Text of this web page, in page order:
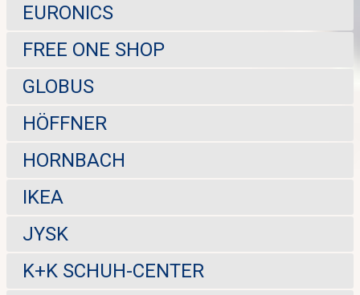
EURONICS
FREE ONE SHOP
GLOBUS
HÖFFNER
HORNBACH
IKEA
JYSK
K+K SCHUH-CENTER